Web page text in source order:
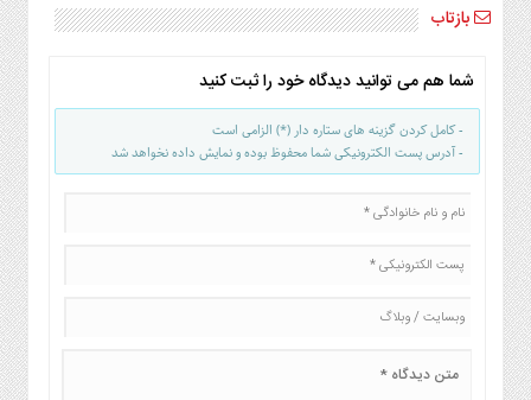
بازتاب
شما هم می توانید دیدگاه خود را ثبت کنید
- کامل کردن گزینه های ستاره دار (*) الزامی است
- آدرس پست الکترونیکی شما محفوظ بوده و نمایش داده نخواهد شد